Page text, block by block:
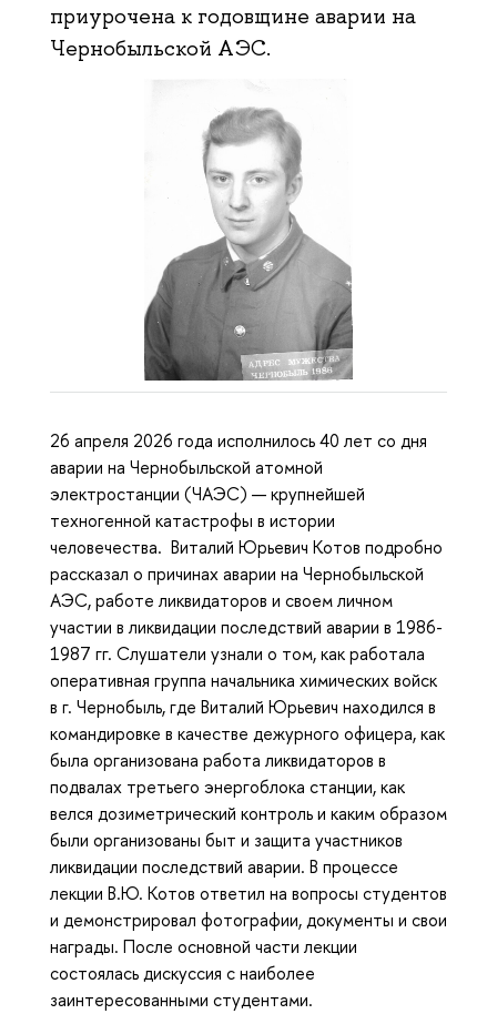
приурочена к годовщине аварии на
Чернобыльской АЭС.
26 апреля 2026 года исполнилось 40 лет со дня
аварии на Чернобыльской атомной
электростанции (ЧАЭС) — крупнейшей
техногенной катастрофы в истории
человечества. Виталий Юрьевич Котов подробно
рассказал о причинах аварии на Чернобыльской
АЭС, работе ликвидаторов и своем личном
участии в ликвидации последствий аварии в 1986-
1987 гг. Слушатели узнали о том, как работала
оперативная группа начальника химических войск
в г. Чернобыль, где Виталий Юрьевич находился в
командировке в качестве дежурного офицера, как
была организована работа ликвидаторов в
подвалах третьего энергоблока станции, как
велся дозиметрический контроль и каким образом
были организованы быт и защита участников
ликвидации последствий аварии. В процессе
лекции В.Ю. Котов ответил на вопросы студентов
и демонстрировал фотографии, документы и свои
награды. После основной части лекции
состоялась дискуссия с наиболее
заинтересованными студентами.